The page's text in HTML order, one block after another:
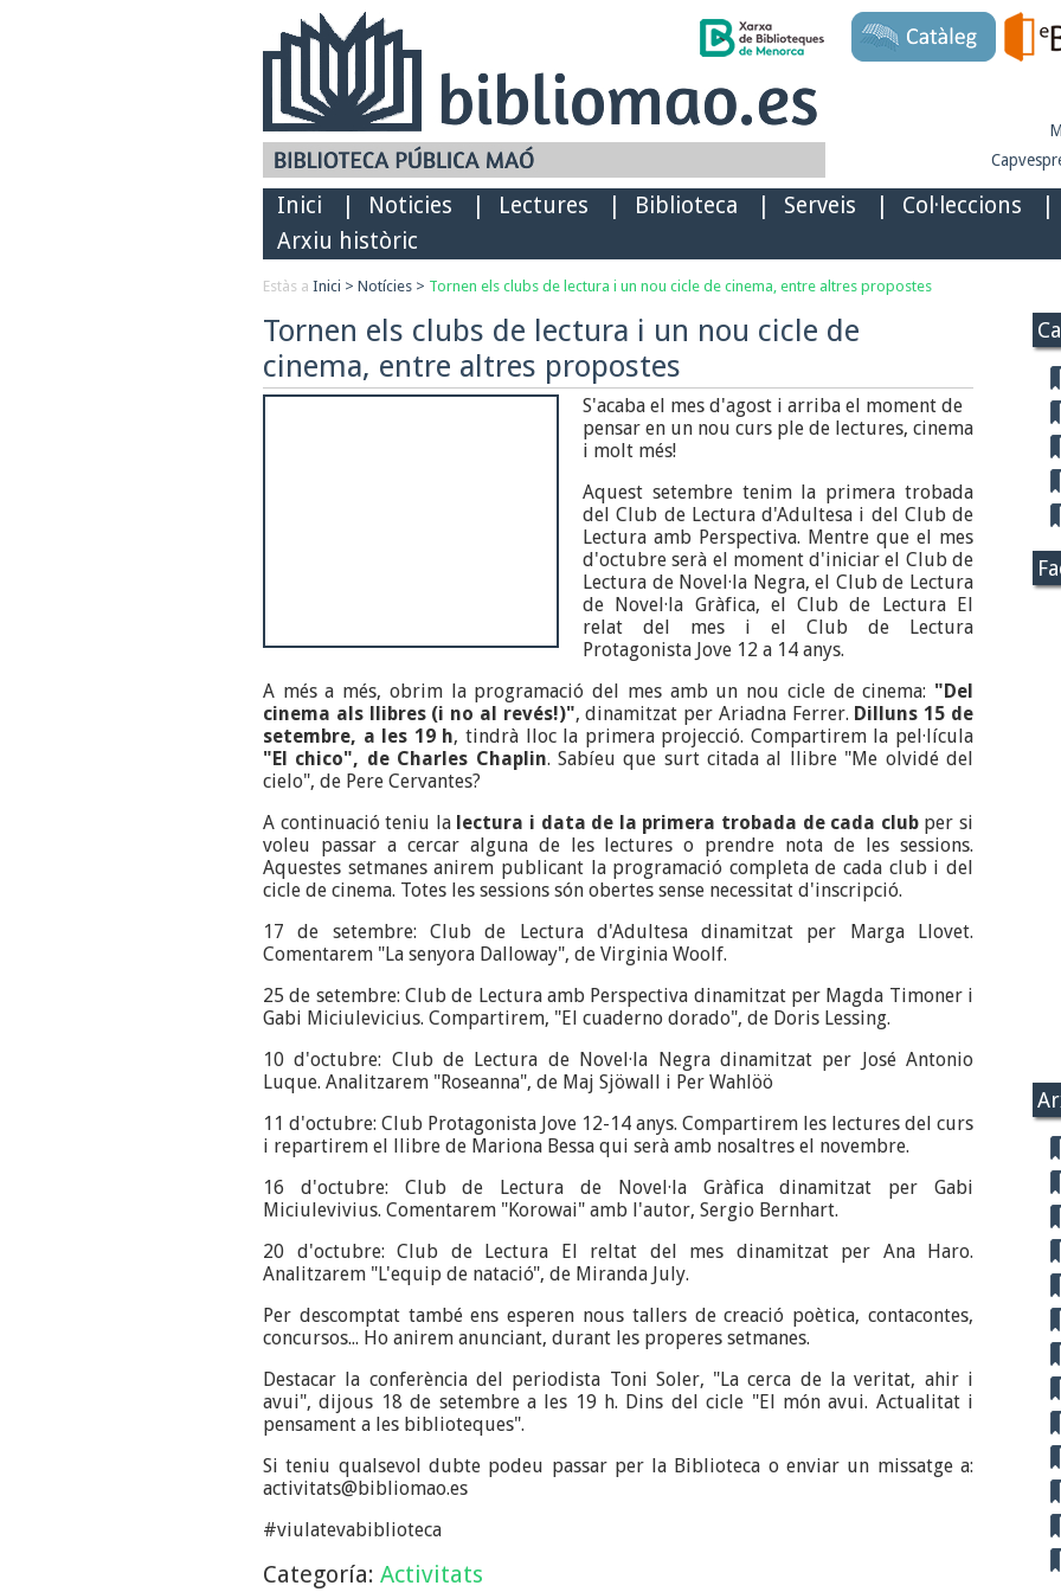
Inici Noticies Lectures Biblioteca Serveis Col·leccions
Arxiu històric
Estàs a Inici > Notícies > Tornen els clubs de lectura i un nou cicle de cinema, entre altres propostes
Tornen els clubs de lectura i un nou cicle de
cinema, entre altres propostes
S'acaba el mes d'agost i arriba el moment de
pensar en un nou curs ple de lectures, cinema
i molt més!
Aquest setembre tenim la primera trobada
del Club de Lectura d'Adultesa i del Club de
Lectura amb Perspectiva. Mentre que el mes
d'octubre serà el moment d'iniciar el Club de
Lectura de Novel·la Negra, el Club de Lectura
de Novel·la Gràfica, el Club de Lectura El
relat del mes i el Club de Lectura
Protagonista Jove 12 a 14 anys.
A més a més, obrim la programació del mes amb un nou cicle de cinema: "Del
cinema als llibres (i no al revés!)", dinamitzat per Ariadna Ferrer. Dilluns 15 de
setembre, a les 19 h, tindrà lloc la primera projecció. Compartirem la pel·lícula
"El chico", de Charles Chaplin. Sabíeu que surt citada al llibre "Me olvidé del
cielo", de Pere Cervantes?
A continuació teniu lalectura i data de la primera trobada de cada clubper si
voleu passar a cercar alguna de les lectures o prendre nota de les sessions.
Aquestes setmanes anirem publicant la programació completa de cada club i del
cicle de cinema. Totes les sessions són obertes sense necessitat d'inscripció.
17 de setembre: Club de Lectura d'Adultesa dinamitzat per Marga Llovet.
Comentarem "La senyora Dalloway", de Virginia Woolf.
25 de setembre: Club de Lectura amb Perspectiva dinamitzat per Magda Timoner i
Gabi Miciulevicius. Compartirem, "El cuaderno dorado", de Doris Lessing.
10 d'octubre: Club de Lectura de Novel·la Negra dinamitzat per José Antonio
Luque. Analitzarem "Roseanna", de Maj Sjöwall i Per Wahlöö
11 d'octubre: Club Protagonista Jove 12-14 anys. Compartirem les lectures del curs
i repartirem el llibre de Mariona Bessa qui serà amb nosaltres el novembre.
16 d'octubre: Club de Lectura de Novel·la Gràfica dinamitzat per Gabi
Miciulevivius. Comentarem "Korowai" amb l'autor, Sergio Bernhart.
20 d'octubre: Club de Lectura El reltat del mes dinamitzat per Ana Haro.
Analitzarem "L'equip de natació", de Miranda July.
Per descomptat també ens esperen nous tallers de creació poètica, contacontes,
concursos... Ho anirem anunciant, durant les properes setmanes.
Destacar la conferència del periodista Toni Soler, "La cerca de la veritat, ahir i
avui", dijous 18 de setembre a les 19 h. Dins del cicle "El món avui. Actualitat i
pensament a les biblioteques".
Si teniu qualsevol dubte podeu passar per la Biblioteca o enviar un missatge a:
activitats@bibliomao.es
#viulatevabiblioteca
Categoría: Activitats